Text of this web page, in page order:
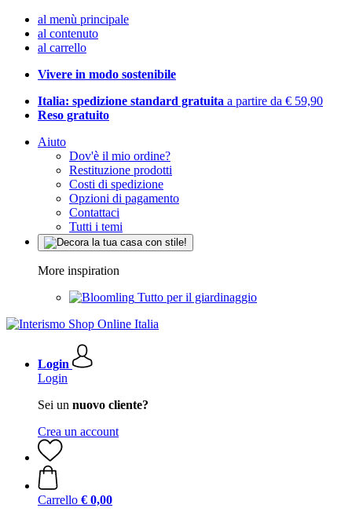
al menù principale
al contenuto
al carrello
Vivere in modo sostenibile
Italia: spedizione standard gratuita a partire da € 59,90
Reso gratuito
Aiuto
Dov'è il mio ordine?
Restituzione prodotti
Costi di spedizione
Opzioni di pagamento
Contattaci
Tutti i temi
More inspiration
Tutto per il giardinaggio
Login
Login
Sei un nuovo cliente?
Crea un account
Carrello € 0,00